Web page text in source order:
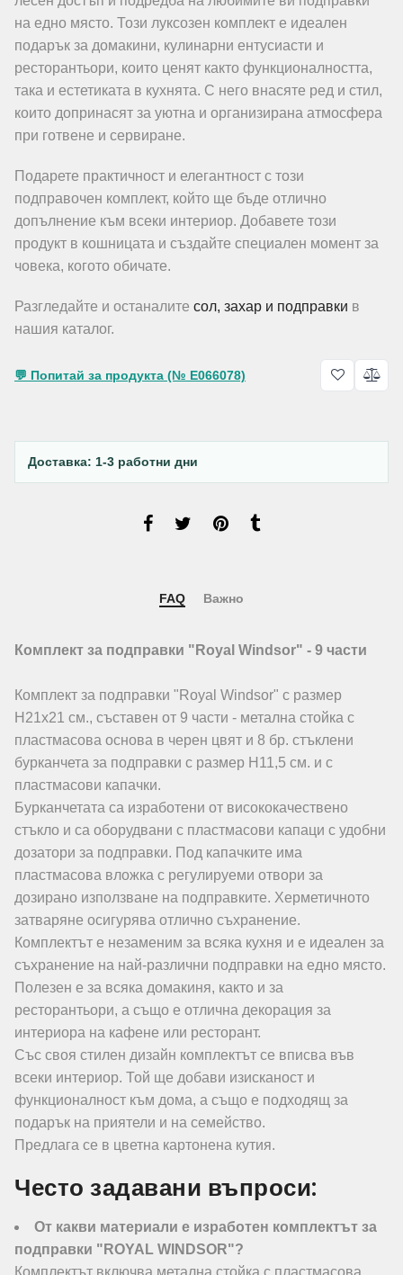
на едно място. Този луксозен комплект е идеален
подарък за домакини, кулинарни ентусиасти и
ресторантьори, които ценят както функционалността,
така и естетиката в кухнята. С него внасяте ред и стил,
които допринасят за уютна и организирана атмосфера
при готвене и сервиране.
Подарете практичност и елегантност с този
подправочен комплект, който ще бъде отлично
допълнение към всеки интериор. Добавете този
продукт в кошницата и създайте специален момент за
човека, когото обичате.
Разгледайте и останалите сол, захар и подправки в
нашия каталог.
💬 Попитай за продукта (№ E066078)
Доставка: 1-3 работни дни
FAQ Важно
Комплект за подправки "Royal Windsor" - 9 части
Комплект за подправки "Royal Windsor" с размер
Н21х21 см., съставен от 9 части - метална стойка с
пластмасова основа в черен цвят и 8 бр. стъклени
бурканчета за подправки с размер Н11,5 см. и с
пластмасови капачки.
Бурканчетата са изработени от висококачествено
стъкло и са оборудвани с пластмасови капаци с удобни
дозатори за подправки. Под капачките има
пластмасова вложка с регулируеми отвори за
дозирано използване на подправките. Херметичното
затваряне осигурява отлично съхранение.
Комплектът е незаменим за всяка кухня и е идеален за
съхранение на най-различни подправки на едно място.
Полезен е за всяка домакиня, както и за
ресторантьори, а също е отлична декорация за
интериора на кафене или ресторант.
Със своя стилен дизайн комплектът се вписва във
всеки интериор. Той ще добави изисканост и
функционалност към дома, а също е подходящ за
подарък на приятели и на семейство.
Предлага се в цветна картонена кутия.
Често задавани въпроси:
От какви материали е изработен комплектът за
подправки "ROYAL WINDSOR"?